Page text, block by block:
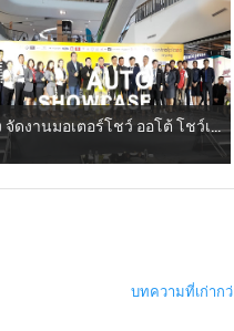
จัดงานมอเตอร์โชว์ ออโต้ โชว์เ...
บทความที่เก่าก